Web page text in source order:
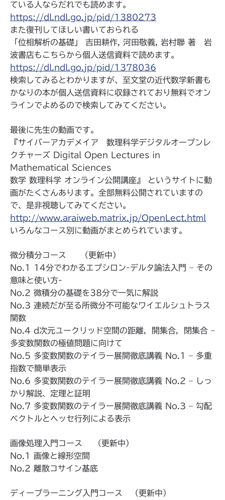
ている人ならだれでも読めます。
https://dl.ndl.go.jp/pid/1380273
また復刊してほしい書いておられる
「位相解析の基礎」 吉田耕作, 河田敬義, 岩村聯 著 岩
波書店もこちらから個人送信資料で読めます。
https://dl.ndl.go.jp/pid/1378036
検索してみるとわかりますが、至文堂の近代数学新書も
かなりの本が個人送信資料に収録されており無料でオン
ラインでよめるので検索してみてください。
最後に先生の動画です。
『サイバーアカデメイア 数理科学デジタルオープンレ
クチャーズ Digital Open Lectures in
Mathematical Sciences
数学 数理科学 オンライン公開講座』 というサイトに動
画がたくさんあります。全部無料公開されていますの
で、是非視聴してみてください。
http://www.araiweb.matrix.jp/OpenLect.html
いろんなコース別に動画がまとめられています。
微分積分コース （更新中）
No.1 14分でわかるエプシロン-デルタ論法入門 – その
意味と使い方-
No.2 微積分の基礎を38分で一気に解説
No.3 連続だが至る所微分不可能なワイエルシュトラス
関数
No.4 d次元ユークリッド空間の距離，開集合，閉集合 –
多変数関数の極値問題に向けて
No.5 多変数関数のテイラー展開徹底講義 No.1 – 多重
指数で簡単表示
No.6 多変数関数のテイラー展開徹底講義 No.2 – しっ
かり解説、定理と証明
No.7 多変数関数のテイラー展開徹底講義 No.3 – 勾配
ベクトルとヘッセ行列による表示
画像処理入門コース （更新中）
No.1 画像と線形空間
No.2 離散コサイン基底
ディープラーニング入門コース （更新中）